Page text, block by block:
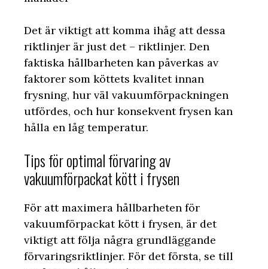
Det är viktigt att komma ihåg att dessa
riktlinjer är just det – riktlinjer. Den
faktiska hållbarheten kan påverkas av
faktorer som köttets kvalitet innan
frysning, hur väl vakuumförpackningen
utfördes, och hur konsekvent frysen kan
hålla en låg temperatur.
Tips för optimal förvaring av
vakuumförpackat kött i frysen
För att maximera hållbarheten för
vakuumförpackat kött i frysen, är det
viktigt att följa några grundläggande
förvaringsriktlinjer. För det första, se till